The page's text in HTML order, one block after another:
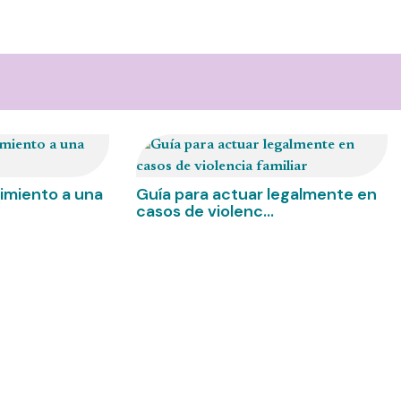
a una Guía para actuar legalmente en
casos de violenc...